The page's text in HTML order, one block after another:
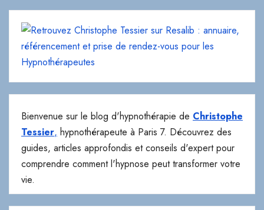
Bienvenue sur le blog d'hypnothérapie de Christophe
Tessier, hypnothérapeute à Paris 7. Découvrez des
guides, articles approfondis et conseils d'expert pour
comprendre comment l'hypnose peut transformer votre
vie.